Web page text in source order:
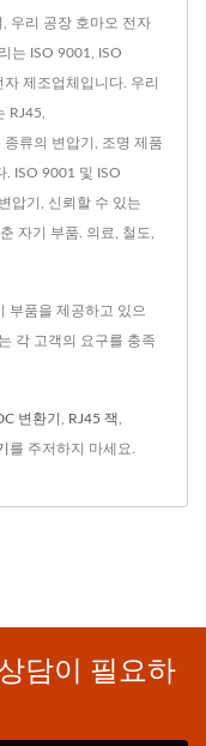
우리 공장 호마오 전자
는 ISO 9001, ISO
제조업체입니다. 우리
RJ45,
류의 변압기, 조명 제품
. ISO 9001 및 ISO
압기, 신뢰할 수 있는
자기 부품. 의료, 철도,
부품을 제공하고 있으
각 고객의 요구를 충족
변환기 RJ45 잭
를 주저하지 마세요.
담이 필요하